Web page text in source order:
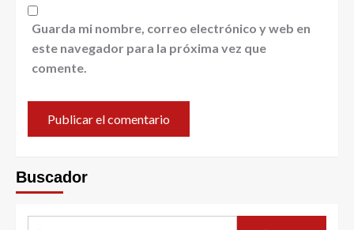
Guarda mi nombre, correo electrónico y web en
este navegador para la próxima vez que
comente.
Buscador